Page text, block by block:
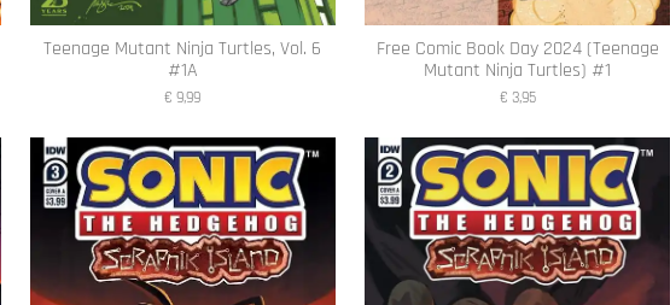
Teenage Mutant Ninja Turtles, Vol. 6
#1A
€ 9,99
Free Comic Book Day 2024 (Teenage
Mutant Ninja Turtles) #1
€ 3,95